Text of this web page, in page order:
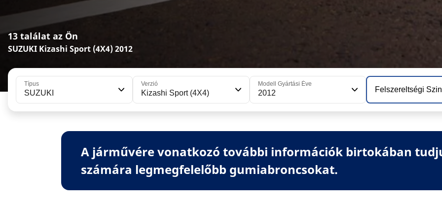
13 találat az Ön
SUZUKI Kizashi Sport (4X4) 2012
Típus
SUZUKI
Verzió
Kizashi Sport (4X4)
Modell Gyártási Éve
2012 Felszereltségi
A járművére vonatkozó további információk birtokában
számára legmegfelelőbb gumiabroncsokat.